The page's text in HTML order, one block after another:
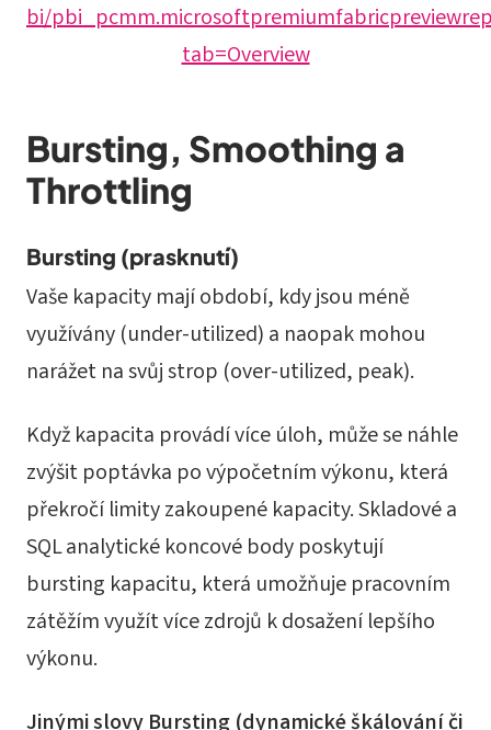
bi/
tab=Overview
Bursting, Smoothing a
Throttling
Bursting (prasknutí)
Vaše kapacity mají období, kdy jsou méně
využívány (under-utilized) a naopak mohou
narážet na svůj strop (over-utilized, peak).
Když kapacita provádí více úloh, může se náhle
zvýšit poptávka po výpočetním výkonu, která
překročí limity zakoupené kapacity. Skladové a
SQL analytické koncové body poskytují
bursting kapacitu, která umožňuje pracovním
zátěžím využít více zdrojů k dosažení lepšího
výkonu.